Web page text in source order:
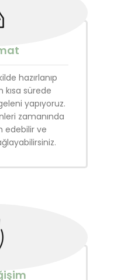
hazırlanıp
kısa sürede
yapıyoruz.
zamanında
edebilir ve